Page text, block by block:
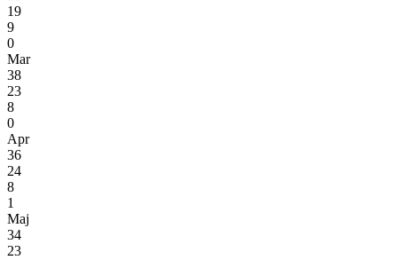
19
9
0
Mar
38
23
8
0
Apr
36
24
8
1
Maj
34
23